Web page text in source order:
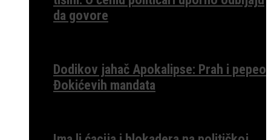
da govore
Dodikov jahač Apokalipse: Prah i pepeo
Đokićevih mandata